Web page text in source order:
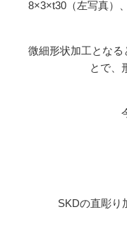
8×3×t30（左写真）
微細形状加工となる
とで、
SKDの直彫り